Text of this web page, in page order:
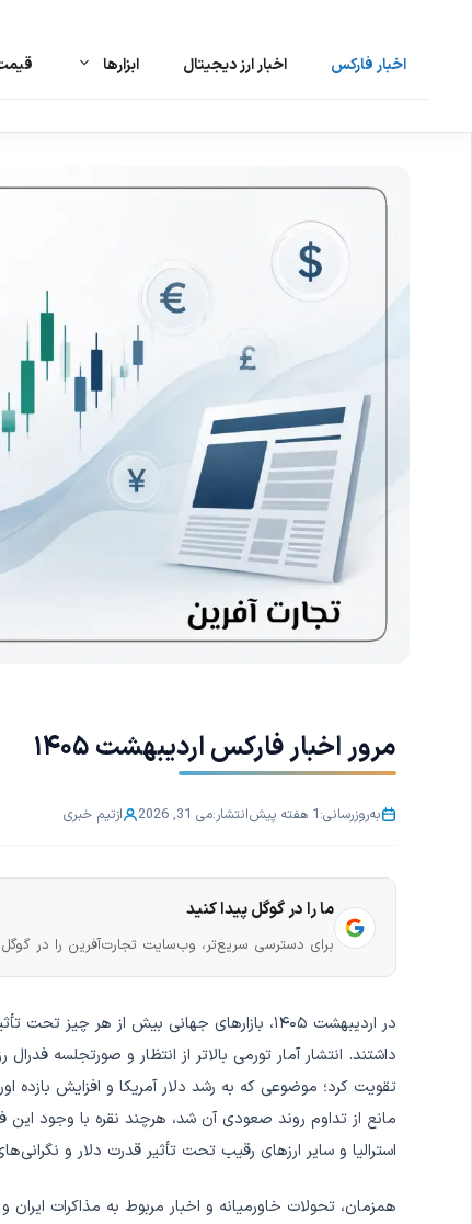
اخبار فارکس اخبار ارز دیجیتال ابزارها
مرور اخبار فارکس اردیبهشت ۱۴۰۵
به‌روزرسانی:1 هفته پیش انتشار:می 31, 2026 ازتیم خبری
ما را در گوگل پیدا کنید
برای دسترسی سریع‌تر، وب‌سایت تجارت‌آفرین را در گوگل
در اردیبهشت ۱۴۰۵، بازارهای جهانی بیش از هر
داشتند. انتشار آمار تورمی بالاتر از انتظار و صورتجلسه
تقویت کرد؛ موضوعی که به رشد دلار آمریکا و افزایش بازده
مانع از تداوم روند صعودی آن شد، هرچند نقره با وجود این
استرالیا و سایر ارزهای رقیب تحت تأثیر قدرت دلار و
همزمان، تحولات خاورمیانه و اخبار مربوط به مذاکرات